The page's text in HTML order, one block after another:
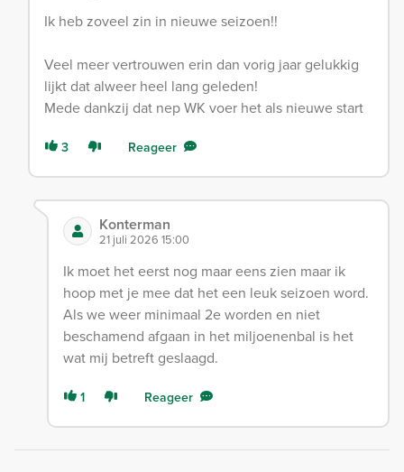
Ik heb zoveel zin in nieuwe seizoen!!
Veel meer vertrouwen erin dan vorig jaar gelukkig
lijkt dat alweer heel lang geleden!
Mede dankzij dat nep WK voer het als nieuwe start
3 Reageer
Konterman
21 juli 2026 15:00
Ik moet het eerst nog maar eens zien maar ik
hoop met je mee dat het een leuk seizoen word.
Als we weer minimaal 2e worden en niet
beschamend afgaan in het miljoenenbal is het
wat mij betreft geslaagd.
1 Reageer